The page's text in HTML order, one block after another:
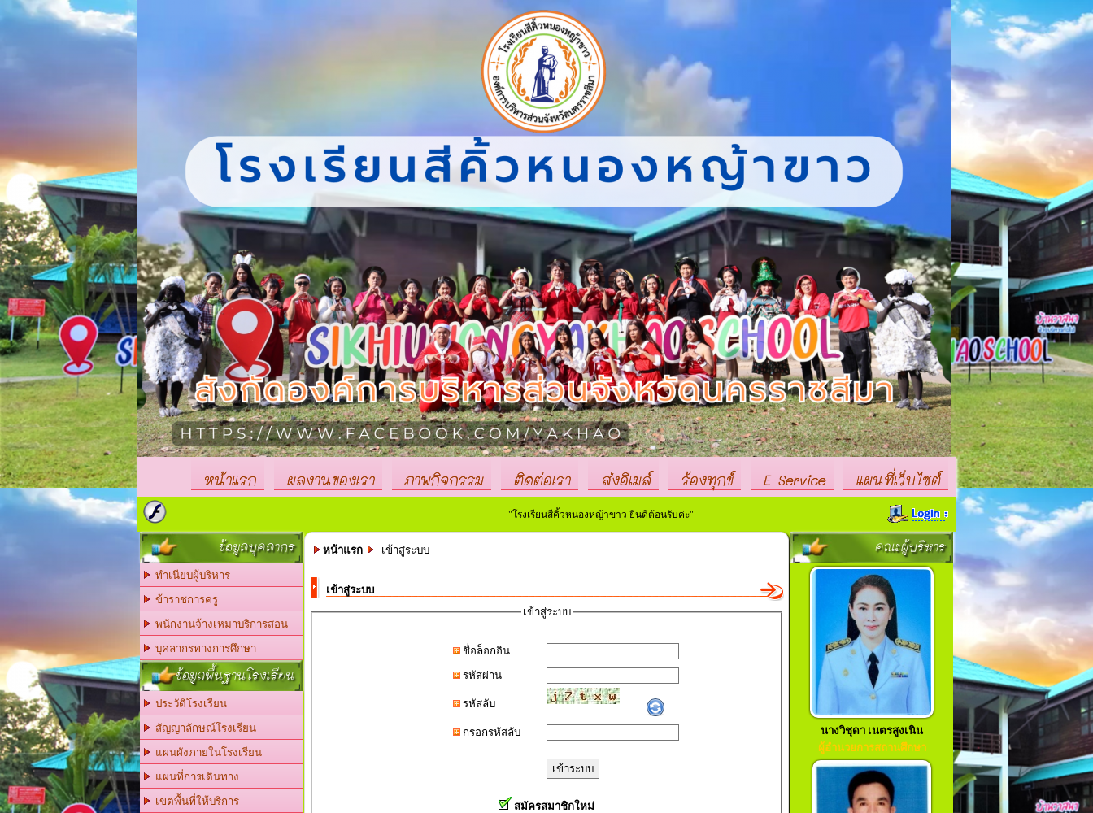
หน้าแรก ผลงานของเรา ภาพกิจกรรม ติดต่อเรา ส่งอีเมล์ ร้องทุกข์ E-Service แผนที่เว็บไซต์
"โรงเรียนสีคิ้วหนองหญ้าขาว ยินดีต้อนรับค่ะ"
ข้อมูลบุคลากร
ทำเนียบผู้บริหาร
ข้าราชการครู
พนักงานจ้างเหมาบริการสอน
บุคลากรทางการศึกษา
ข้อมูลพื้นฐานโรงเรียน
ประวัติโรงเรียน
สัญญาลักษณ์โรงเรียน
แผนผังภายในโรงเรียน
แผนที่การเดินทาง
เขตพื้นที่ให้บริการ
หน้าแรก เข้าสู่ระบบ
เข้าสู่ระบบ
เข้าสู่ระบบ
ชื่อล็อกอิน
รหัสผ่าน
รหัสลับ
กรอกรหัสลับ
สมัครสมาชิกใหม่
คณะผู้บริหาร
นางวิชุดา เนตรสูงเนิน
ผู้อำนวยการสถานศึกษา